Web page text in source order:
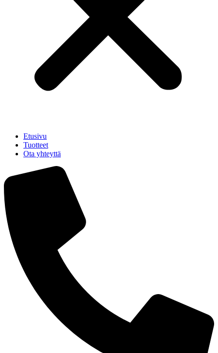
Etusivu
Tuotteet
Ota yhteyttä